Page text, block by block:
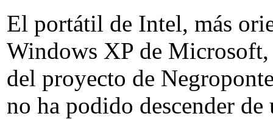
El portátil de Intel, más
Windows XP de Microsoft,
del proyecto de
no ha podido descender